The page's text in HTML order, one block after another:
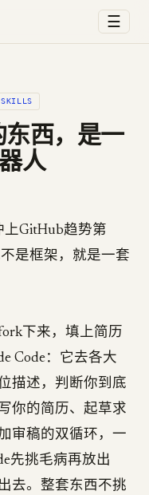
☰
SKILLS
西，是一
人
GitHub趋势第
是框架，就是一套
下来，填上简历
Code：它去各大
描述，判断你到底
你的简历、起草求
审稿的双循环，一
先挑毛病再放出
去。整套东西不挑